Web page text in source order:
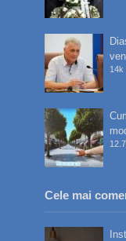
14k
Cele mai